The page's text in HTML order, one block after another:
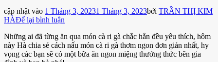
cập nhật vào 1 Tháng 3, 20231 Tháng 3, 2023bởi TRẦN THỊ KIM
HÀĐể lại bình luận
nấu
cà
ri
Những ai đã từng ăn qua món cà ri gà chắc hẳn đều yêu thích, hôm
này Hà chia sẻ cách nấu món cà ri gà thơm ngon đơn giản nhất, hy
vọng các bạn sẽ có một bữa ăn ngon miệng thưởng thức bên gia